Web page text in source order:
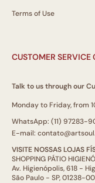
Terms of Use
CUSTOMER SERVICE
Talk to us through our
Monday to Friday, from
WhatsApp: (11) 97283-
E-mail:
VISITE NOSSAS LOJAS
SHOPPING PÁTIO
Av. Higienópolis, 618 -
São Paulo - SP, 01238-